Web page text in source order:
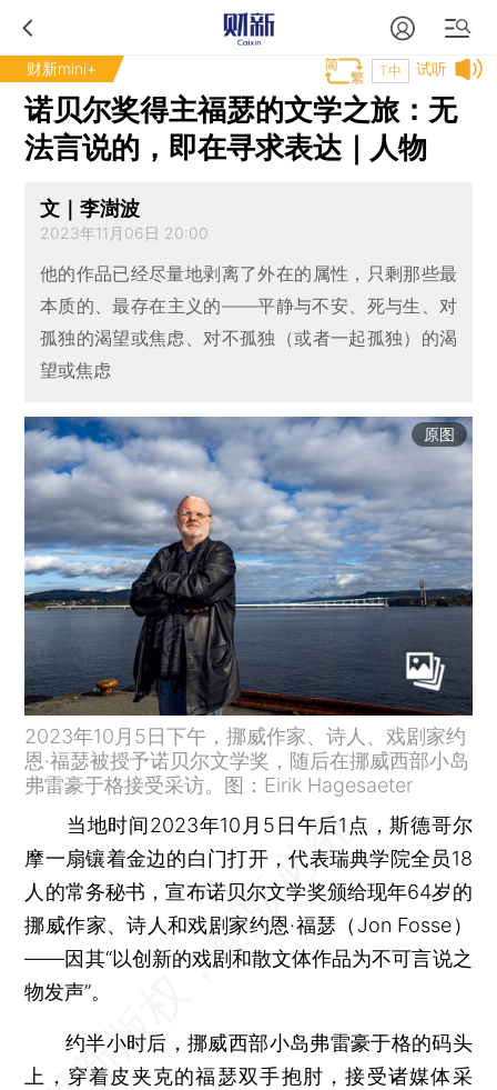
财新mini+ 试听
T中
诺贝尔奖得主福瑟的文学之旅：无
法言说的，即在寻求表达｜人物
文｜李澍波
2023年11月06日 20:00
他的作品已经尽量地剥离了外在的属性，只剩那些最
本质的、最存在主义的——平静与不安、死与生、对
孤独的渴望或焦虑、对不孤独（或者一起孤独）的渴
望或焦虑
原图
2023年10月5日下午，挪威作家、诗人、戏剧家约
恩·福瑟被授予诺贝尔文学奖，随后在挪威西部小岛
弗雷豪于格接受采访。图：Eirik Hagesaeter
当地时间2023年10月5日午后1点，斯德哥尔
摩一扇镶着金边的白门打开，代表瑞典学院全员18
人的常务秘书，宣布诺贝尔文学奖颁给现年64岁的
挪威作家、诗人和戏剧家约恩·福瑟（Jon Fosse）
——因其“以创新的戏剧和散文体作品为不可言说之
物发声”。
约半小时后，挪威西部小岛弗雷豪于格的码头
上，穿着皮夹克的福瑟双手抱肘，接受诸媒体采